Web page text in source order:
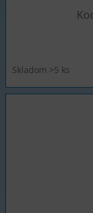
Skladom >5 ks